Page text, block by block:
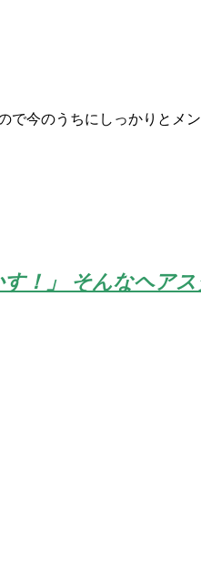
今のうちにしっかりとメ
！」 そんなヘア